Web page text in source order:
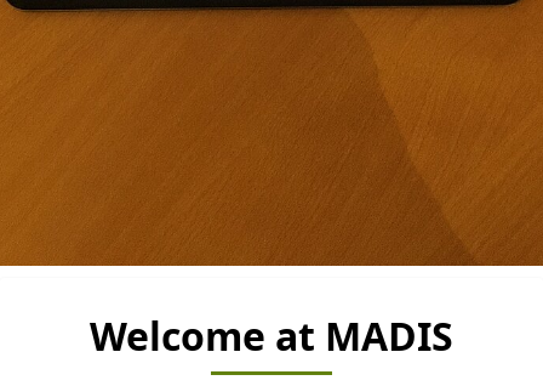
Welcome at MADIS